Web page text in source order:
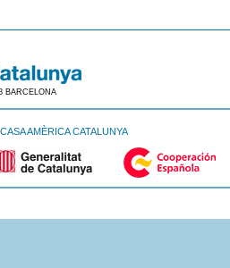
BARCELONA
AMÈRICA CATALUNYA